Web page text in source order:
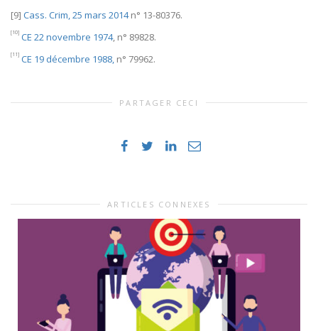
[9] Cass. Crim, 25 mars 2014n° 13-80376.
[10] CE 22 novembre 1974, n° 89828.
[11] CE 19 décembre 1988, n° 79962.
PARTAGER CECI
ARTICLES CONNEXES